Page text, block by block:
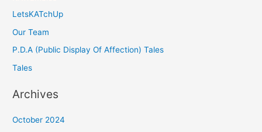
LetsKATchUp
Our Team
P.D.A (Public Display Of Affection) Tales
Tales
Archives
October 2024